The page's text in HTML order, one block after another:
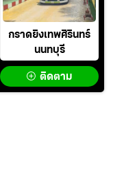
กราดยิงเทพศิรินทร์
นนทบุรี
ติดตาม